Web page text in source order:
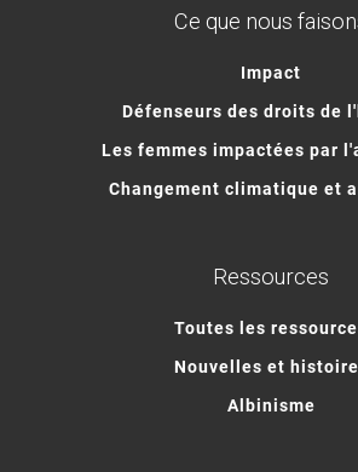
Ce que nous
Impact
Défenseurs des droits de
Les femmes impactées par
Changement climatique et
Ressources
Toutes les
Nouvelles et
Albinisme